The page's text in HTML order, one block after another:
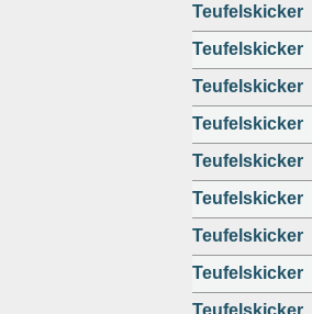
Teufelskicker
Teufelskicker
Teufelskicker
Teufelskicker
Teufelskicker
Teufelskicker
Teufelskicker
Teufelskicker
Teufelskicker